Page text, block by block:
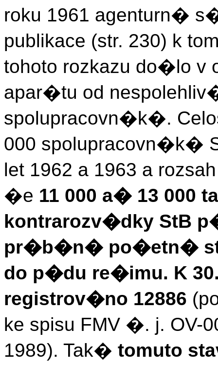
roku 1961 agenturn�
publikace (str. 230) k
tohoto rozkazu do�lo
apar�tu od
spolupracovn�k�.
000 spolupracovn�k�
let 1962 a 1963 a
�e 11 000 a� 13 000
kontrarozv�dky StB
pr�b�n� po�etn�
do p�du re�imu. K
registrov�no 12886
ke spisu FMV �. j. OV-
1989). Tak� tomuto